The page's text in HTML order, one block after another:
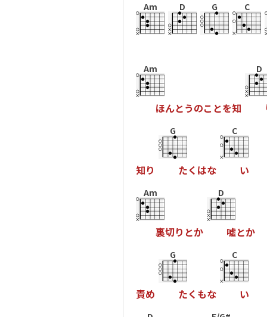
Am D G C
Am
ほんとうのこ とを知
D
知り
G
たく はな
C
い
Am
裏切り とか
D
嘘とか
責め
G
たく もな
C
い